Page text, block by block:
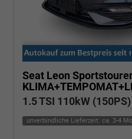
Seat Leon
1.5 TSI 110kW
unverbindliche Lieferzeit: ca. 3-4